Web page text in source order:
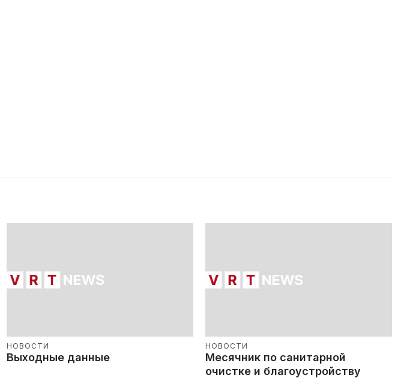
НОВОСТИ
Выходные данные
НОВОСТИ
Месячник по санитарной
очистке и благоустройству